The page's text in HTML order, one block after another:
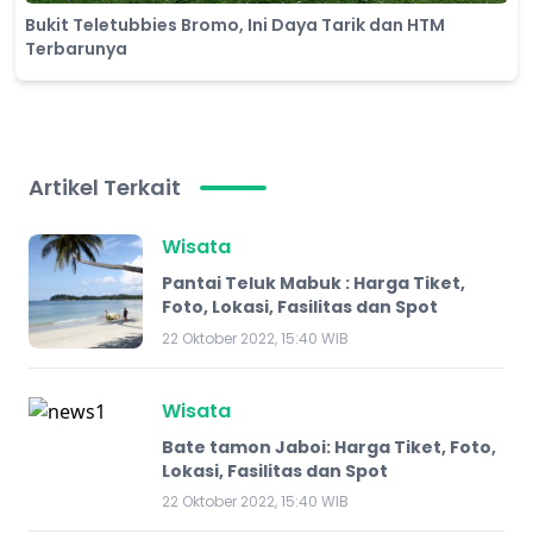
Bukit Teletubbies Bromo, Ini Daya Tarik dan HTM
Terbarunya
Artikel Terkait
Wisata
Pantai Teluk Mabuk : Harga Tiket,
Foto, Lokasi, Fasilitas dan Spot
22 Oktober 2022, 15:40 WIB
Wisata
Bate tamon Jaboi: Harga Tiket, Foto,
Lokasi, Fasilitas dan Spot
22 Oktober 2022, 15:40 WIB